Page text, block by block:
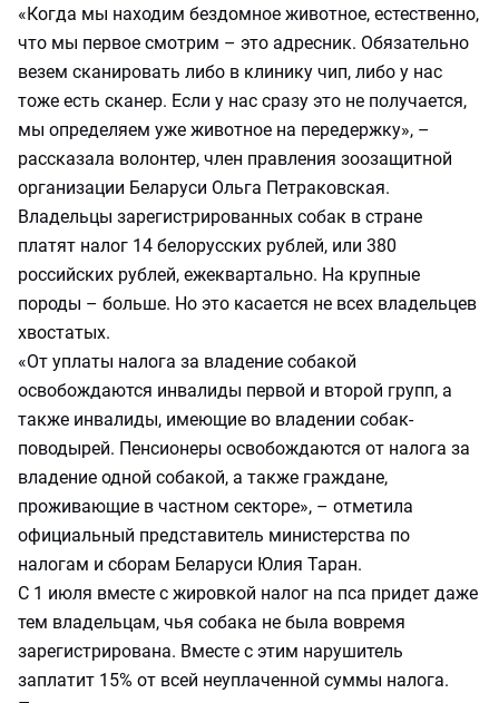
«Когда мы находим бездомное животное, естественно,
что мы первое смотрим – это адресник. Обязательно
везем сканировать либо в клинику чип, либо у нас
тоже есть сканер. Если у нас сразу это не получается,
мы определяем уже животное на передержку», –
рассказала волонтер, член правления зоозащитной
организации Беларуси Ольга Петраковская.
Владельцы зарегистрированных собак в стране
платят налог 14 белорусских рублей, или 380
российских рублей, ежеквартально. На крупные
породы – больше. Но это касается не всех владельцев
хвостатых.
«От уплаты налога за владение собакой
освобождаются инвалиды первой и второй групп, а
также инвалиды, имеющие во владении собак-
поводырей. Пенсионеры освобождаются от налога за
владение одной собакой, а также граждане,
проживающие в частном секторе», – отметила
официальный представитель министерства по
налогам и сборам Беларуси Юлия Таран.
С 1 июля вместе с жировкой налог на пса придет даже
тем владельцам, чья собака не была вовремя
зарегистрирована. Вместе с этим нарушитель
заплатит 15% от всей неуплаченной суммы налога.